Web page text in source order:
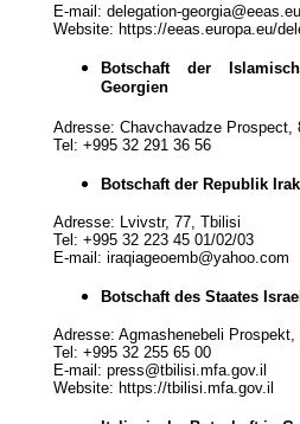
E-mail: delegation-
Website: https://eeas.europa.eu/
Botschaft der
Georgien
Adresse: Chavchavadze Prospect,
Tel: +995 32 291 36 56
Botschaft der Republik
Adresse: Lvivstr, 77, Tbilisi
Tel: +995 32 223 45 01/02/03
E-mail: iraqiageoemb@yahoo.com
Botschaft des Staates
Adresse: Agmashenebeli Prospekt,
Tel: +995 32 255 65 00
E-mail: press@tbilisi.mfa.gov.il
Website: https://tbilisi.mfa.gov.il